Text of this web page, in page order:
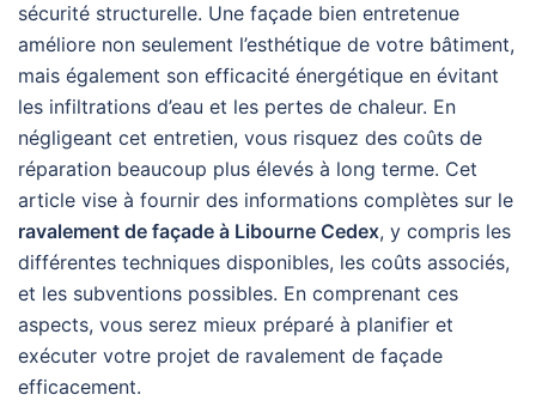
sécurité structurelle. Une façade bien entretenue
améliore non seulement l’esthétique de votre bâtiment,
mais également son efficacité énergétique en évitant
les infiltrations d’eau et les pertes de chaleur. En
négligeant cet entretien, vous risquez des coûts de
réparation beaucoup plus élevés à long terme. Cet
article vise à fournir des informations complètes sur le
ravalement de façade à Libourne Cedex, y compris les
différentes techniques disponibles, les coûts associés,
et les subventions possibles. En comprenant ces
aspects, vous serez mieux préparé à planifier et
exécuter votre projet de ravalement de façade
efficacement.